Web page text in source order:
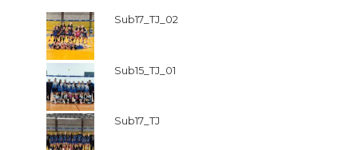
Sub17_TJ_02
Sub15_TJ_01
Sub17_TJ